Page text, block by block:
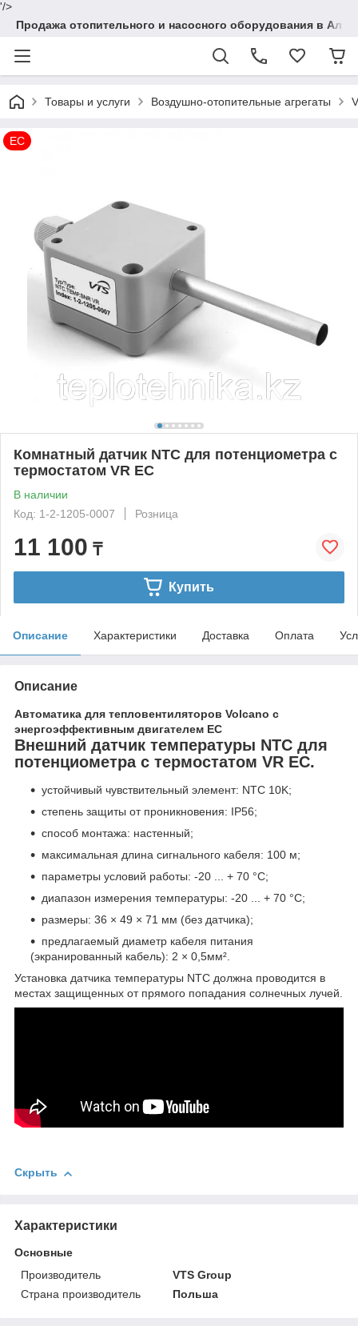
'/>
Продажа отопительного и насосного оборудования в
Товары и услуги Воздушно-отопительные агрегаты
EC
Комнатный датчик NTC для потенциометра с
термостатом VR EC
В наличии
Код: 1-2-1205-0007
Розница
11 100 ₸
Купить
Описание Характеристики Доставка Оплата
Описание
Автоматика для тепловентиляторов Volcano с
энергоэффективным двигателем EC
Внешний датчик температуры NTC для
потенциометра с термостатом VR EC.
устойчивый чувствительный элемент: NTC 10K;
степень защиты от проникновения: IP56;
способ монтажа: настенный;
максимальная длина сигнального кабеля: 100 м;
параметры условий работы: -20 ... + 70 °C;
диапазон измерения температуры: -20 ... + 70 °C;
размеры: 36 × 49 × 71 мм (без датчика);
предлагаемый диаметр кабеля питания
(экранированный кабель): 2 × 0,5мм².
Установка датчика температуры NTC должна проводится в
местах защищенных от прямого попадания солнечных лучей.
Скрыть
Характеристики
Основные
Производитель
VTS Group
Страна производитель
Польша